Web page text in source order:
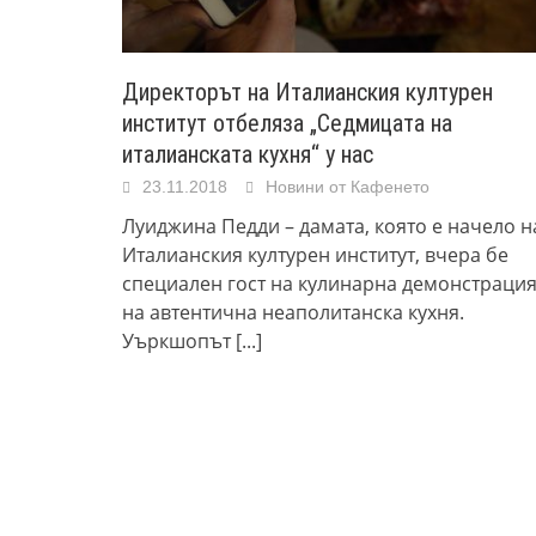
Директорът на Италианския културен
институт отбеляза „Седмицата на
италианската кухня“ у нас
23.11.2018 Новини от Кафенето
Луиджина Педди – дамата, която е начело
Италианския културен институт, вчера бе
специален гост на кулинарна демонстрация
на автентична неаполитанска кухня.
Уъркшопът[...]